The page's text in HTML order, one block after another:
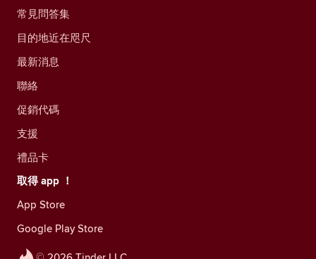
常見問答集
目的地近在咫尺
最新消息
聯絡
促銷代碼
支援
禮品卡
取得 app ！
App Store
Google Play Store